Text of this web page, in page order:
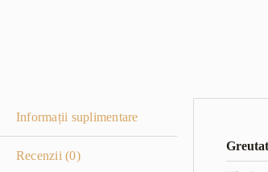
Informații suplimentare
Recenzii (0)